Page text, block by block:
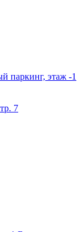
паркинг, этаж -1
7